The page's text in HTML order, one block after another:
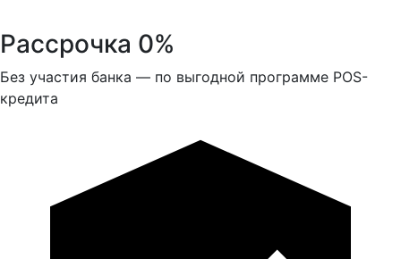
Рассрочка 0%
Без участия банка — по выгодной программе POS-
кредита